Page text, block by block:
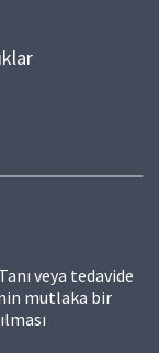
veya tedavide
mutlaka bir